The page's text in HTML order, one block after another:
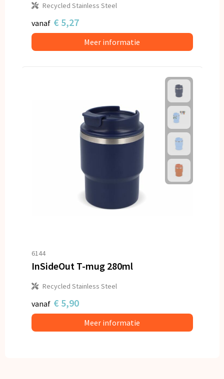
Recycled Stainless Steel
vanaf € 5,27
Meer informatie
6144
InSideOut T-mug 280ml
Recycled Stainless Steel
vanaf € 5,90
Meer informatie